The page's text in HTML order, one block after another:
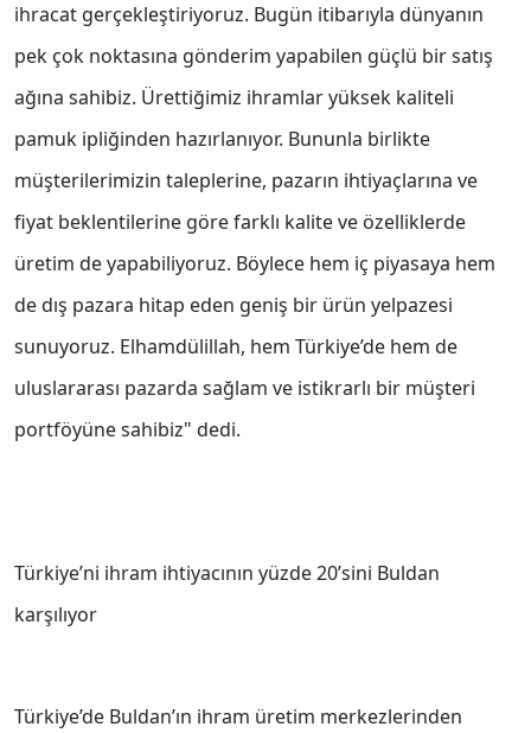
ihracat gerçekleştiriyoruz. Bugün itibarıyla dünyanın
pek çok noktasına gönderim yapabilen güçlü bir satış
ağına sahibiz. Ürettiğimiz ihramlar yüksek kaliteli
pamuk ipliğinden hazırlanıyor. Bununla birlikte
müşterilerimizin taleplerine, pazarın ihtiyaçlarına ve
fiyat beklentilerine göre farklı kalite ve özelliklerde
üretim de yapabiliyoruz. Böylece hem iç piyasaya hem
de dış pazara hitap eden geniş bir ürün yelpazesi
sunuyoruz. Elhamdülillah, hem Türkiye’de hem de
uluslararası pazarda sağlam ve istikrarlı bir müşteri
portföyüne sahibiz" dedi.
Türkiye’ni ihram ihtiyacının yüzde 20’sini Buldan
karşılıyor
Türkiye’de Buldan’ın ihram üretim merkezlerinden